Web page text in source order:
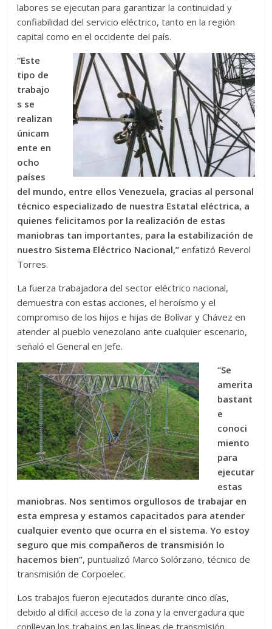
labores se ejecutan para garantizar la continuidad y
confiabilidad del servicio eléctrico, tanto en la región
capital como en el occidente del país.
“Este
tipo de
trabajo
s se
realizan
únicam
ente en
ocho
países
del mundo, entre ellos Venezuela, gracias al personal
técnico especializado de nuestra Estatal eléctrica, a
quienes felicitamos por la realización de estas
maniobras tan importantes, para la estabilización de
nuestro Sistema Eléctrico Nacional,” enfatizó Reverol
Torres.
La fuerza trabajadora del sector eléctrico nacional,
demuestra con estas acciones, el heroísmo y el
compromiso de los hijos e hijas de Bolívar y Chávez en
atender al pueblo venezolano ante cualquier escenario,
señaló el General en Jefe.
“Se
amerita
bastant
e
conoci
miento
para
ejecutar
estas
maniobras. Nos sentimos orgullosos de trabajar en
esta empresa y estamos capacitados para atender
cualquier evento que ocurra en el sistema. Yo estoy
seguro que mis compañeros de transmisión lo
hacemos bien”, puntualizó Marco Solórzano, técnico de
transmisión de Corpoelec.
Los trabajos fueron ejecutados durante cinco días,
debido al difícil acceso de la zona y la envergadura que